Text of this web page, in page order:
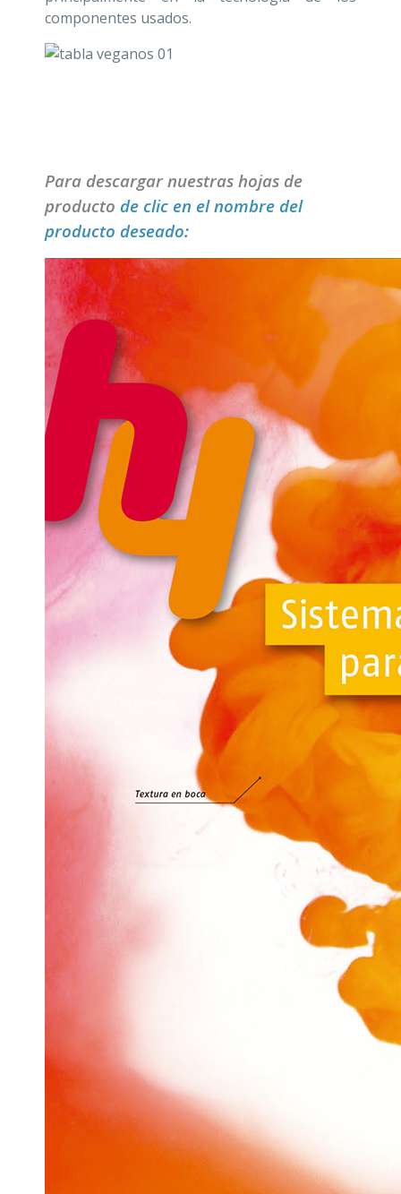
componentes usados.
Para descargar nuestras hojas de
producto de clic en el nombre del
producto deseado: